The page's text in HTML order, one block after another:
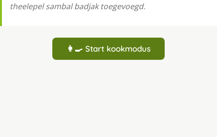
theelepel sambal badjak toegevoegd.
👩‍🍳 Start kookmodus